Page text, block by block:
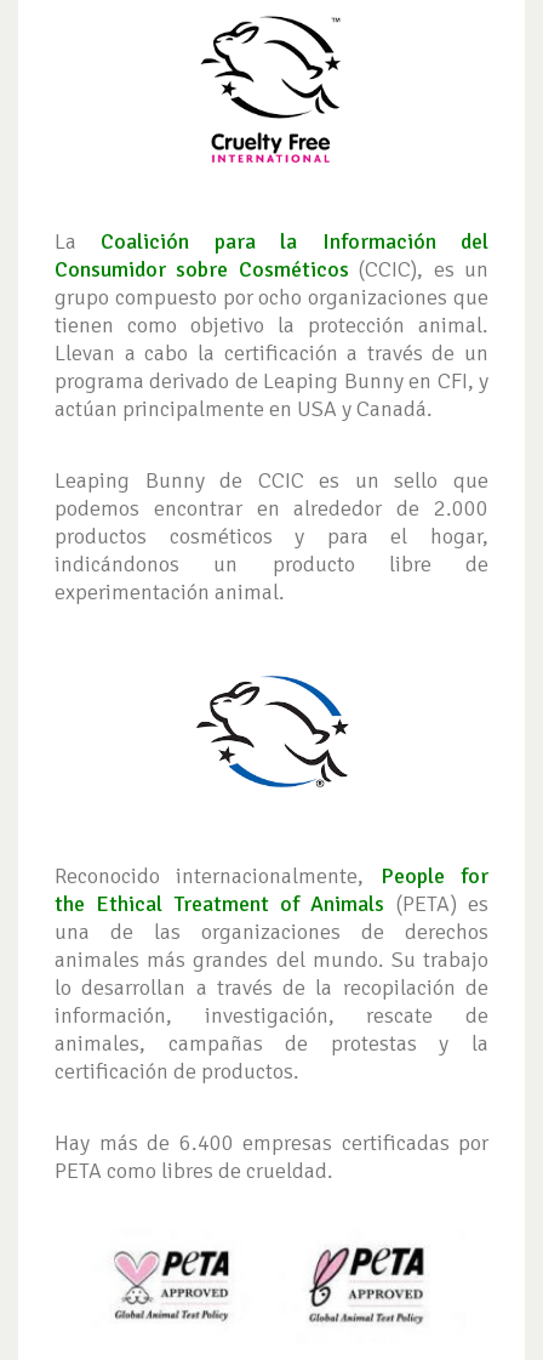
La Coalición para la Información del
Consumidor sobre Cosméticos (CCIC), es un
grupo compuesto por ocho organizaciones que
tienen como objetivo la protección animal.
Llevan a cabo la certificación a través de un
programa derivado de Leaping Bunny en CFI, y
actúan principalmente en USA y Canadá.
Leaping Bunny de CCIC es un sello que
podemos encontrar en alrededor de 2.000
productos cosméticos y para el hogar,
indicándonos un producto libre de
experimentación animal.
Reconocido internacionalmente,
People for
the Ethical Treatment of Animals (PETA) es
una de las organizaciones de derechos
animales más grandes del mundo. Su trabajo
lo desarrollan a través de la recopilación de
información, investigación, rescate de
animales, campañas de protestas y la
certificación de productos.
Hay más de 6.400 empresas certificadas por
PETA como libres de crueldad.